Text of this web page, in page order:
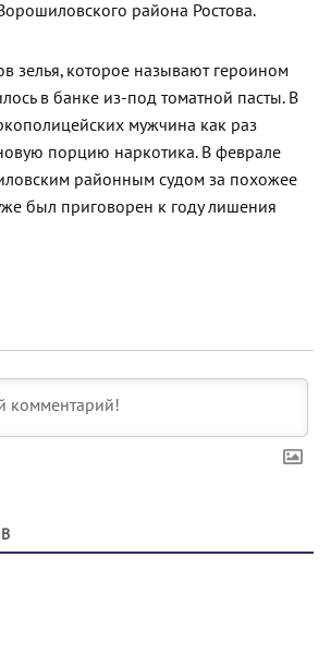
района Ростова.
зелья, которое называют героином
в банке из-под томатной пасты. В
мужчина как раз
порцию наркотика. В феврале
районным судом за похожее
был приговорен к году лишения